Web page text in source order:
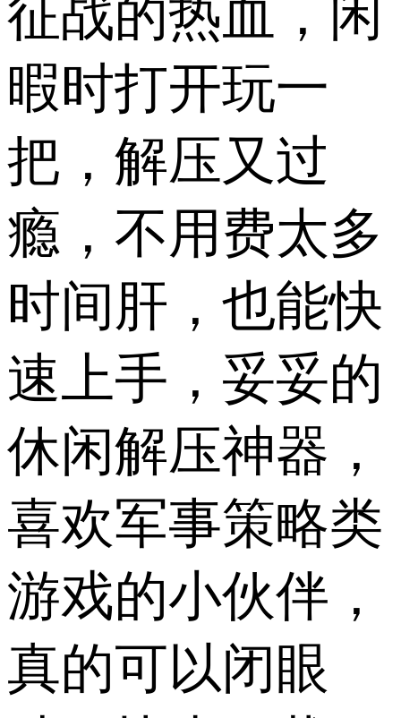
征战的热血，闲
暇时打开玩一
把，解压又过
瘾，不用费太多
时间肝，也能快
速上手，妥妥的
休闲解压神器，
喜欢军事策略类
游戏的小伙伴，
真的可以闭眼